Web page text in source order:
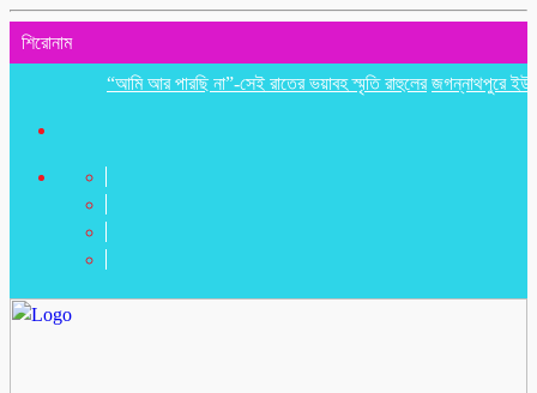
শিরোনাম
“আমি আর পারছি না”-সেই রাতের ভয়াবহ স্মৃতি রাহুলের জগন্নাথপুরে ইউপি সদস্য